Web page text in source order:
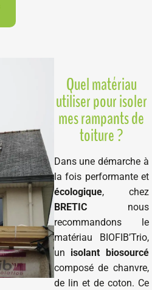
Quel matériau
utiliser pour isoler
mes rampants de
toiture ?
Dans une démarche à
la fois performante et
écologique, chez
BRETICnous
recommandons le
matériau BIOFIB’Trio,
un isolant biosourcé
composé de chanvre,
de lin et de coton. Ce